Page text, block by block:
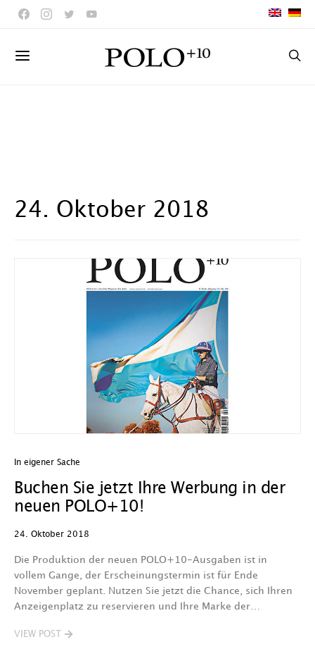
24. Oktober 2018
In eigener Sache
Buchen Sie jetzt Ihre Werbung in der
neuen POLO+10!
24. Oktober 2018
Die Produktion der neuen POLO+10-Ausgaben ist in
vollem Gange, der Erscheinungstermin ist für Ende
November geplant. Nutzen Sie jetzt die Chance, sich Ihren
Anzeigenplatz zu reservieren und Ihre Marke der…
VIEW POST